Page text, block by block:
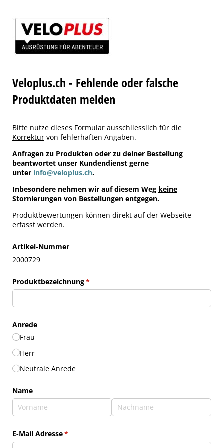
Veloplus.ch - Fehlende oder falsche
Produktdaten melden
Bitte nutze dieses Formular ausschliesslich für die
Korrektur von fehlerhaften Angaben.
Anfragen zu Produkten oder zu deiner Bestellung
beantwortet unser Kundendienst gerne
unter info@veloplus.ch.
Inbesondere nehmen wir auf diesem Weg keine
Stornierungen von Bestellungen entgegen.
Produktbewertungen können direkt auf der Webseite
erfasst werden.
Artikel-Nummer
2000729
Produktbezeichnung*
(erforderlich)
Anrede
Frau
Herr
Neutrale Anrede
Name
E-Mail Adresse*
(erforderlich)